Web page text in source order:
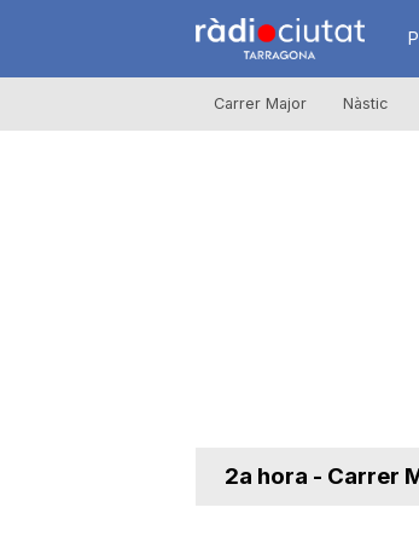
R
à
Carrer Major Nàstic
2a hora - Carrer